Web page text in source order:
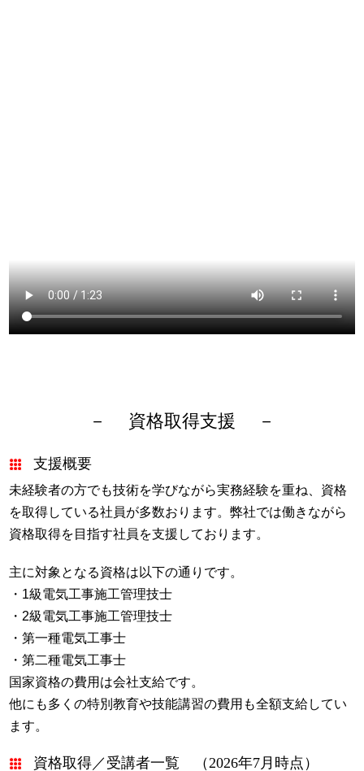
資格取得支援
支援概要
未経験者の方でも技術を学びながら実務経験を重ね、資格
を取得している社員が多数おります。弊社では働きながら
資格取得を目指す社員を支援しております。
主に対象となる資格は以下の通りです。
・1級電気工事施工管理技士
・2級電気工事施工管理技士
・第一種電気工事士
・第二種電気工事士
国家資格の費用は会社支給です。
他にも多くの特別教育や技能講習の費用も全額支給してい
ます。
資格取得／受講者一覧 （2026年7月時点）